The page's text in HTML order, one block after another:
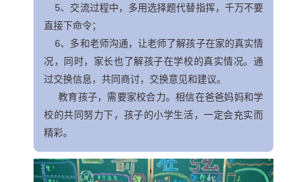
5、交流过程中，多用选择题代替指挥，千万不要
直接下命令；
6、多和老师沟通，让老师了解孩子在家的真实情
况，同时，家长也了解孩子在学校的真实情况。通
过交换信息，共同商讨，交换意见和建议。
教育孩子，需要家校合力。相信在爸爸妈妈和学
校的共同努力下，孩子的小学生活，一定会充实而
精彩。